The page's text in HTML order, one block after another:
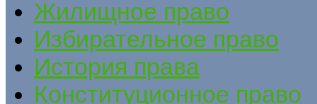
Жилищное право
Избирательное право
История права
Конституционное право